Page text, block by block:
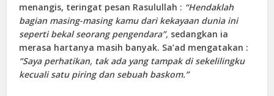
menangis, teringat pesan Rasulullah : “Hendaklah
bagian masing-masing kamu dari kekayaan dunia ini
seperti bekal seorang pengendara”, sedangkan ia
merasa hartanya masih banyak. Sa’ad mengatakan :
“Saya perhatikan, tak ada yang tampak di sekelilingku
kecuali satu piring dan sebuah baskom.”